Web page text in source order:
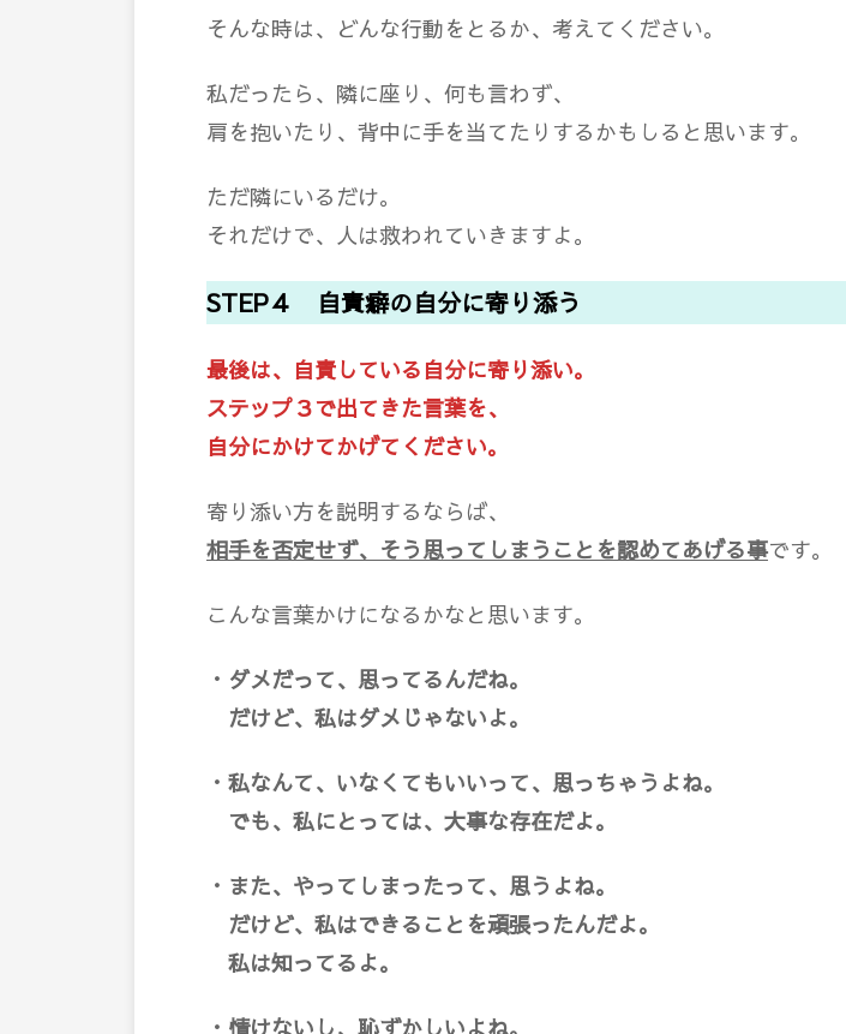
そんな時は、どんな行動をとるか、考えてください。
私だったら、隣に座り、何も言わず、
肩を抱いたり、背中に手を当てたりするかもしると思います。
ただ隣にいるだけ。
それだけで、人は救われていきますよ。
STEP４ 自責癖の自分に寄り添う
最後は、自責している自分に寄り添い。
ステップ３で出てきた言葉を、
自分にかけてかげてください。
寄り添い方を説明するならば、
相手を否定せず、そう思ってしまうことを認めてあげる事です。
こんな言葉かけになるかなと思います。
・ダメだって、思ってるんだね。
だけど、私はダメじゃないよ。
・私なんて、いなくてもいいって、思っちゃうよね。
でも、私にとっては、大事な存在だよ。
・また、やってしまったって、思うよね。
だけど、私はできることを頑張ったんだよ。
私は知ってるよ。
・情けないし、恥ずかしいよね。